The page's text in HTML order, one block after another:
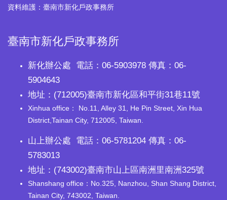
資料維護：臺南市新化戶政事務所
臺南市新化戶政事務所
新化辦公處 電話：06-5903978 傳真：06-
5904643
地址：(712005)臺南市新化區和平街31巷11號
Xinhua office： No.11, Alley 31, He Pin Street, Xin Hua
District,Tainan City, 712005, Taiwan.
山上辦公處 電話：06-5781204 傳真：06-
5783013
地址：(743002)臺南市山上區南洲里南洲325號
Shanshang office：No.325, Nanzhou, Shan Shang District,
Tainan City, 743002, Taiwan.